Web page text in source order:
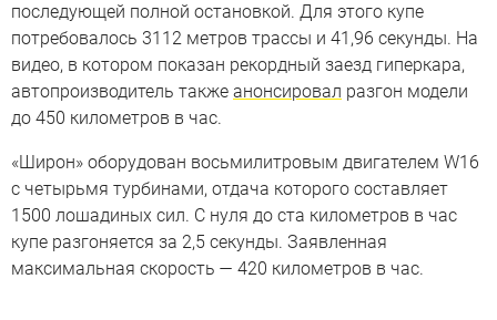
последующей полной остановкой. Для этого купе
потребовалось 3112 метров трассы и 41,96 секунды. На
видео, в котором показан рекордный заезд гиперкара,
автопроизводитель также анонсировал разгон модели
до 450 километров в час.
«Широн» оборудован восьмилитровым двигателем W16
с четырьмя турбинами, отдача которого составляет
1500 лошадиных сил. С нуля до ста километров в час
купе разгоняется за 2,5 секунды. Заявленная
максимальная скорость — 420 километров в час.